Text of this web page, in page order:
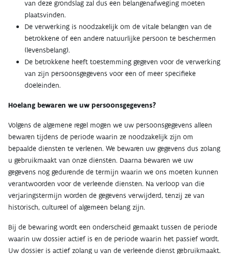
van deze grondslag zal dus een belangenafweging moeten
plaatsvinden.
De verwerking is noodzakelijk om de vitale belangen van de
betrokkene of een andere natuurlijke persoon te beschermen
(levensbelang).
De betrokkene heeft toestemming gegeven voor de verwerking
van zijn persoonsgegevens voor een of meer specifieke
doeleinden.
Hoelang bewaren we uw persoonsgegevens?
Volgens de algemene regel mogen we uw persoonsgegevens alleen
bewaren tijdens de periode waarin ze noodzakelijk zijn om
bepaalde diensten te verlenen. We bewaren uw gegevens dus zolang
u gebruikmaakt van onze diensten. Daarna bewaren we uw
gegevens nog gedurende de termijn waarin we ons moeten kunnen
verantwoorden voor de verleende diensten. Na verloop van die
verjaringstermijn worden de gegevens verwijderd, tenzij ze van
historisch, cultureel of algemeen belang zijn.
Bij de bewaring wordt een onderscheid gemaakt tussen de periode
waarin uw dossier actief is en de periode waarin het passief wordt.
Uw dossier is actief zolang u van de verleende dienst gebruikmaakt.